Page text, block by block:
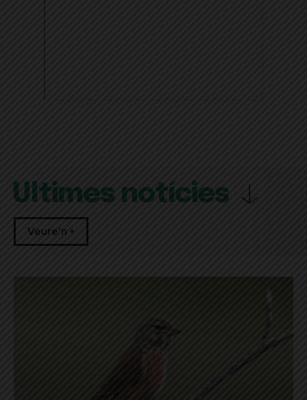
Últimes notícies
Veure'n +